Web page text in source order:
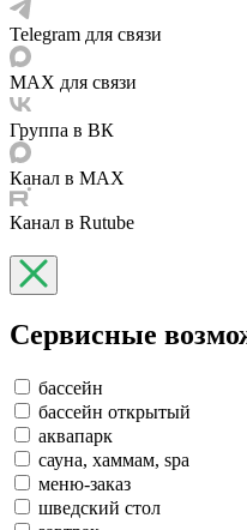
Telegram для связи
MAX для связи
Группа в ВК
Канал в MAX
Канал в Rutube
Сервисные
бассейн
бассейн открытый
аквапарк
сауна, хаммам, spa
меню-заказ
шведский стол